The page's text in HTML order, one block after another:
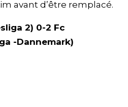
avant d’être remplacé.
2) 0-2 Fc
-Dannemark)